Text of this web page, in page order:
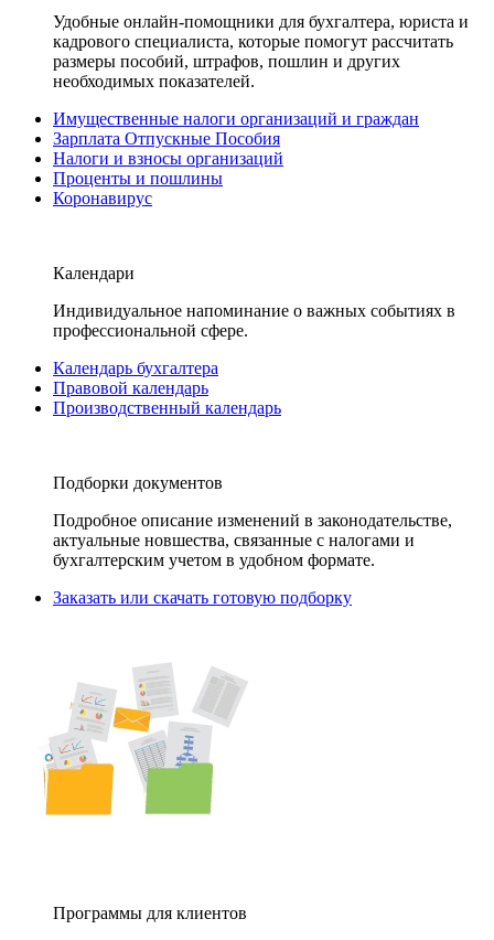
Удобные онлайн-помощники для бухгалтера, юриста и
кадрового специалиста, которые помогут рассчитать
размеры пособий, штрафов, пошлин и других
необходимых показателей.
Имущественные налоги организаций и граждан
Зарплата Отпускные Пособия
Налоги и взносы организаций
Проценты и пошлины
Коронавирус
Календари
Индивидуальное напоминание о важных событиях в
профессиональной сфере.
Календарь бухгалтера
Правовой календарь
Производственный календарь
Подборки документов
Подробное описание изменений в законодательстве,
актуальные новшества, связанные с налогами и
бухгалтерским учетом в удобном формате.
Заказать или скачать готовую подборку
Программы для клиентов